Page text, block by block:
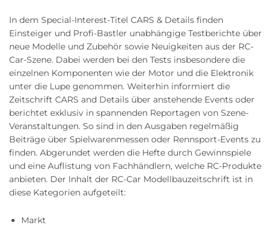
In dem Special-Interest-Titel CARS & Details finden
Einsteiger und Profi-Bastler unabhängige Testberichte über
neue Modelle und Zubehör sowie Neuigkeiten aus der RC-
Car-Szene. Dabei werden bei den Tests insbesondere die
einzelnen Komponenten wie der Motor und die Elektronik
unter die Lupe genommen. Weiterhin informiert die
Zeitschrift CARS and Details über anstehende Events oder
berichtet exklusiv in spannenden Reportagen von Szene-
Veranstaltungen. So sind in den Ausgaben regelmäßig
Beiträge über Spielwarenmessen oder Rennsport-Events zu
finden. Abgerundet werden die Hefte durch Gewinnspiele
und eine Auflistung von Fachhändlern, welche RC-Produkte
anbieten. Der Inhalt der RC-Car Modellbauzeitschrift ist in
diese Kategorien aufgeteilt:
Markt